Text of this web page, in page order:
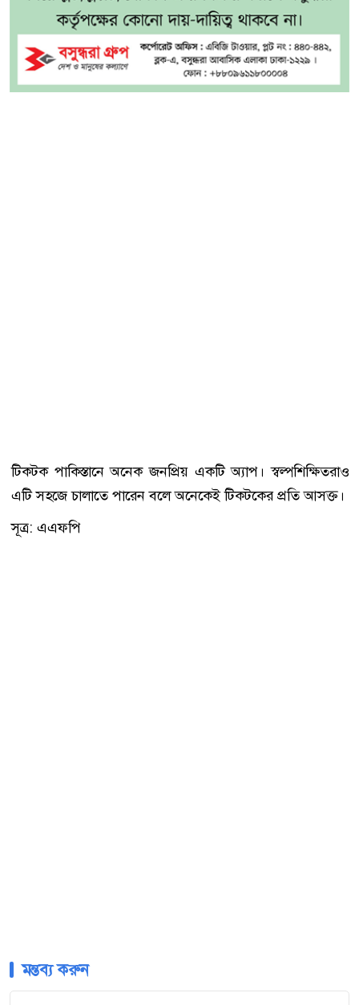
টিকটক পাকিস্তানে অনেক জনপ্রিয় একটি অ্যাপ। স্বল্পশিক্ষিতরাও
এটি সহজে চালাতে পারেন বলে অনেকেই টিকটকের প্রতি আসক্ত।
সূত্র: এএফপি
মন্তব্য করুন